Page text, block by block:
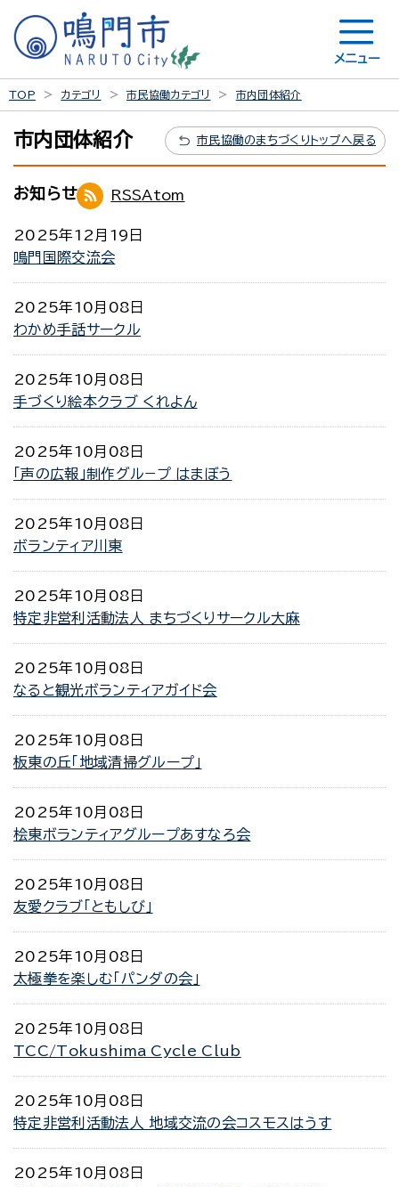
メニュー
TOP カテゴリ 市民協働カテゴリ 市内団体紹介
市内団体紹介 市民協働のまちづくりトップへ戻る
お知らせ RSSAtom
2025年12月19日
鳴門国際交流会
2025年10月08日
わかめ手話サークル
2025年10月08日
手づくり絵本クラブ くれよん
2025年10月08日
「声の広報」制作グル−プ はまぼう
2025年10月08日
ボランティア川東
2025年10月08日
特定非営利活動法人 まちづくりサークル大麻
2025年10月08日
なると観光ボランティアガイド会
2025年10月08日
板東の丘「地域清掃グループ」
2025年10月08日
桧東ボランティアグループあすなろ会
2025年10月08日
友愛クラブ「ともしび」
2025年10月08日
太極拳を楽しむ「パンダの会」
2025年10月08日
TCC/Tokushima Cycle Club
2025年10月08日
特定非営利活動法人 地域交流の会コスモスはうす
2025年10月08日